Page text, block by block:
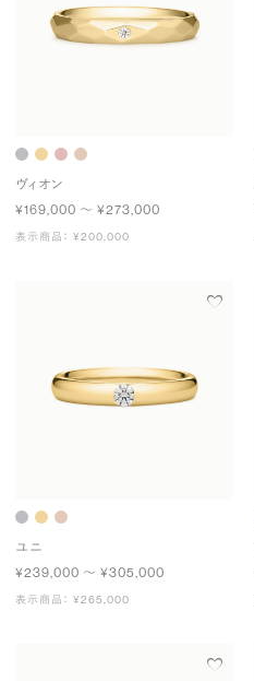
ヴィオン
¥169,000 〜 ¥273,000
表示商品： ¥200,000
ユニ
¥239,000 〜 ¥305,000
表示商品： ¥265,000